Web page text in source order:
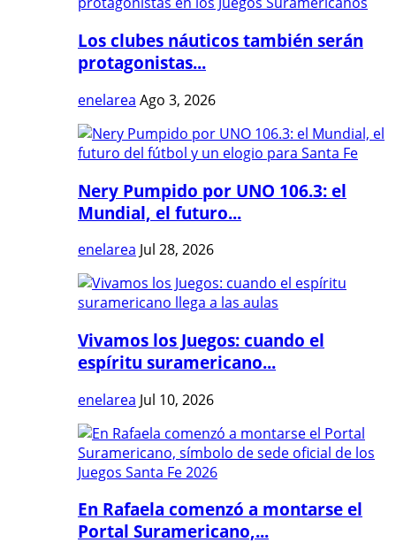
Los clubes náuticos también serán
protagonistas...
enelarea Ago 3, 2026
Nery Pumpido por UNO 106.3: el
Mundial, el futuro...
enelarea Jul 28, 2026
Vivamos los Juegos: cuando el
espíritu suramericano...
enelarea Jul 10, 2026
En Rafaela comenzó a montarse el
Portal Suramericano,...